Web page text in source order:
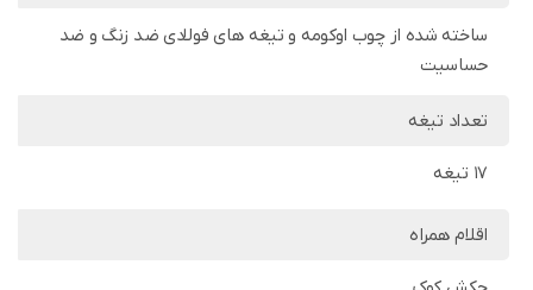
ساخته شده از چوب اوکومه و تیغه های فولادی ضد زنگ و ضد
حساسیت
تعداد تیغه
17 تیغه
اقلام همراه